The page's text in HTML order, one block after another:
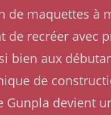
de maquettes à
recréer
bien aux
de
devient